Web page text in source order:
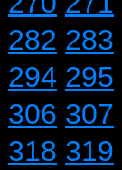
282 283
294 295
306 307
318 319